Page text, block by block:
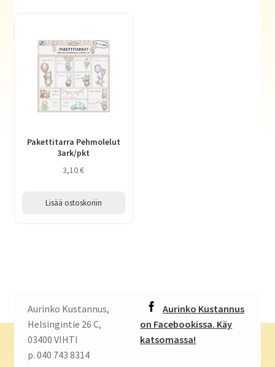
Pakettitarra Pehmolelut
3ark/pkt
3,10€
Lisää ostoskoriin
Aurinko Kustannus,
Helsingintie 26 C,
03400 VIHTI
p. 040 743 8314
Aurinko Kustannus
on Facebookissa. Käy
katsomassa!